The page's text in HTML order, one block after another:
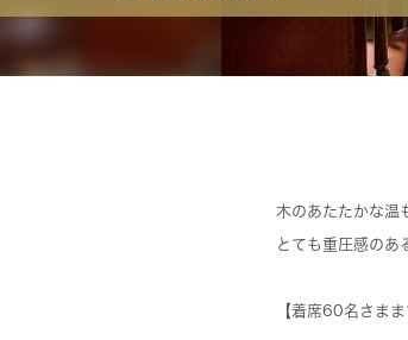
木のあたたかな温
とても重圧感のあ
【着席60名さまま